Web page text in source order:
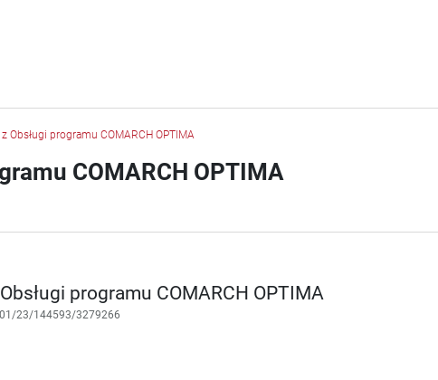
Obsługi programu COMARCH OPTIMA
COMARCH OPTIMA
programu COMARCH OPTIMA
23/144593/3279266